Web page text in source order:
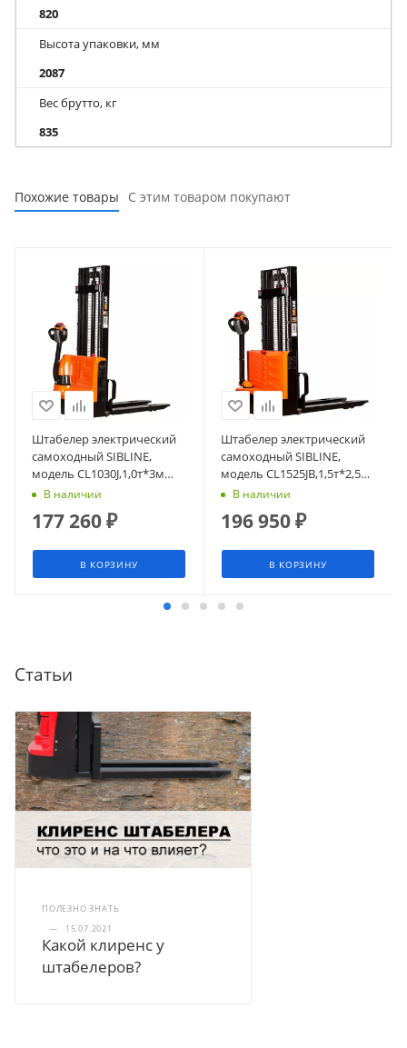
820
Высота упаковки, мм
2087
Вес брутто, кг
835
Похожие товары С этим товаром покупают
Штабелер электрический
самоходный SIBLINE,
модель CL1030J,1,0т*3м
(сопровождаемый),
В наличии
177 260₽
В КОРЗИНУ
Штабелер электрический
самоходный SIBLINE,
модель CL1525JB,1,5т*2,5м
(сопровождаемый),
В наличии
196 950₽
В КОРЗИНУ
Статьи
ПОЛЕЗНО ЗНАТЬ
—
15.07.2021
Какой клиренс у
штабелеров?